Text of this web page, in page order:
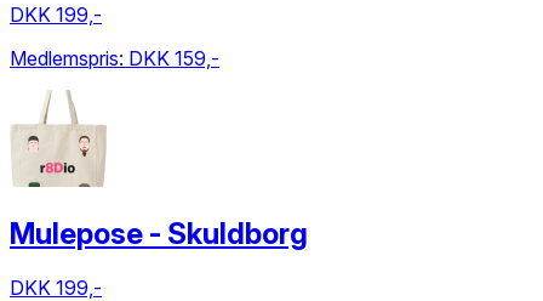
DKK 199,-
Medlemspris: DKK 159,-
Mulepose - Skuldborg
DKK 199,-